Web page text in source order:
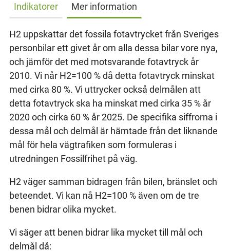
Indikatorer Mer information
H2 uppskattar det fossila fotavtrycket från Sveriges
personbilar ett givet år om alla dessa bilar vore nya,
och jämför det med motsvarande fotavtryck år
2010. Vi når H2=100 % då detta fotavtryck minskat
med cirka 80 %. Vi uttrycker också delmålen att
detta fotavtryck ska ha minskat med cirka 35 % år
2020 och cirka 60 % år 2025. De specifika siffrorna i
dessa mål och delmål är hämtade från det liknande
mål för hela vägtrafiken som formuleras i
utredningen Fossilfrihet på väg.
H2 väger samman bidragen från bilen, bränslet och
beteendet. Vi kan nå H2=100 % även om de tre
benen bidrar olika mycket.
Vi säger att benen bidrar lika mycket till mål och
delmål då: